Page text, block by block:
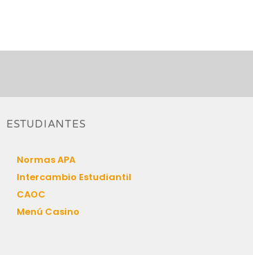
ESTUDIANTES
Normas APA
Intercambio Estudiantil
CAOC
Menú Casino